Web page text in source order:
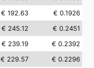
€ 192.63
€ 0.1926
€ 245.12
€ 0.2451
€ 239.19
€ 0.2392
€ 229.57
€ 0.2296